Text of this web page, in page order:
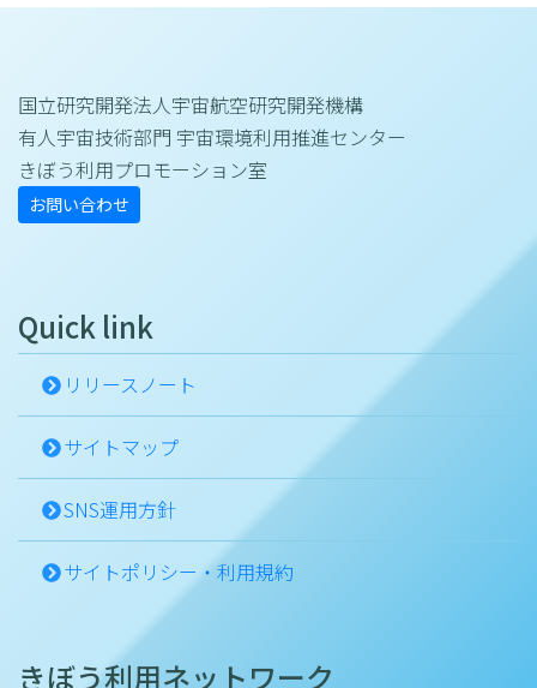
国立研究開発法人宇宙航空研究開発機構
有人宇宙技術部門 宇宙環境利用推進センター
きぼう利用プロモーション室
お問い合わせ
Quick link
リリースノート
サイトマップ
SNS運用方針
サイトポリシー・利用規約
きぼう利用ネットワーク